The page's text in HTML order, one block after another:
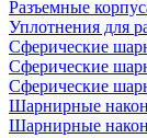
Разъемные
Уплотнения для
Сферические
Сферические
Сферические
Шарнирные
Шарнирные